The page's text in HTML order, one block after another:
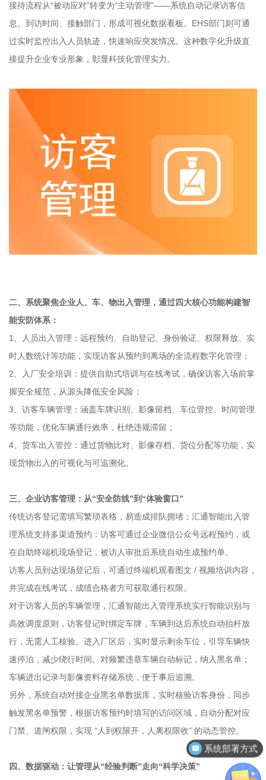
接待流程从“被动应对”转变为“主动管理”——系统自动记录访客信
息、到访时间、接触部门，形成可视化数据看板。EHS部门则可通
过实时监控出入人员轨迹，快速响应突发情况。这种数字化升级直
接提升企业专业形象，彰显科技化管理实力。
二、系统聚焦企业人、车、物出入管理，通过四大核心功能构建智
能安防体系：
1、人员出入管理：远程预约、自助登记、身份验证、权限释放、实
时人数统计等功能，实现访客从预约到离场的全流程数字化管理；
2、入厂安全培训：提供自助式培训与在线考试，确保访客入场前掌
握安全规范，从源头降低安全风险；
3、访客车辆管理：涵盖车牌识别、影像留档、车位管控、时间管理
等功能，优化车辆通行效率，杜绝违规滞留；
4、货车出入管控：通过货物比对、影像存档、货位分配等功能，实
现货物出入的可视化与可追溯化。
三、企业访客管理：从“安全防线”到“体验窗口”
传统访客登记需填写繁琐表格，易造成排队拥堵；汇通智能出入管
理系统支持多渠道预约：访客可通过企业微信公众号远程预约，或
在自助终端机现场登记，被访人审批后系统自动生成预约单。
访客人员到达现场登记后，可通过终端机观看图文 / 视频培训内容，
并完成在线考试，成绩合格者方可获取通行权限。
对于访客人员的车辆管理，汇通智能出入管理系统实行智能识别与
高效调度原则，访客登记时绑定车牌，车辆到达后系统自动抬杆放
行，无需人工核验。进入厂区后，实时显示剩余车位，引导车辆快
速停泊，减少绕行时间。对频繁违章车辆自动标记，纳入黑名单；
车辆进出记录与影像资料存储系统，便于事后追溯。
另外，系统自动对接企业黑名单数据库，实时核验访客身份，同步
触发黑名单预警，根据访客预约时填写的访问区域，自动分配对应
门禁、道闸权限，实现 “人到权限开，人离权限收” 的动态管控。
四、数据驱动：让管理从“经验判断”走向“科学决策”
系统部署方式
客户案例分享